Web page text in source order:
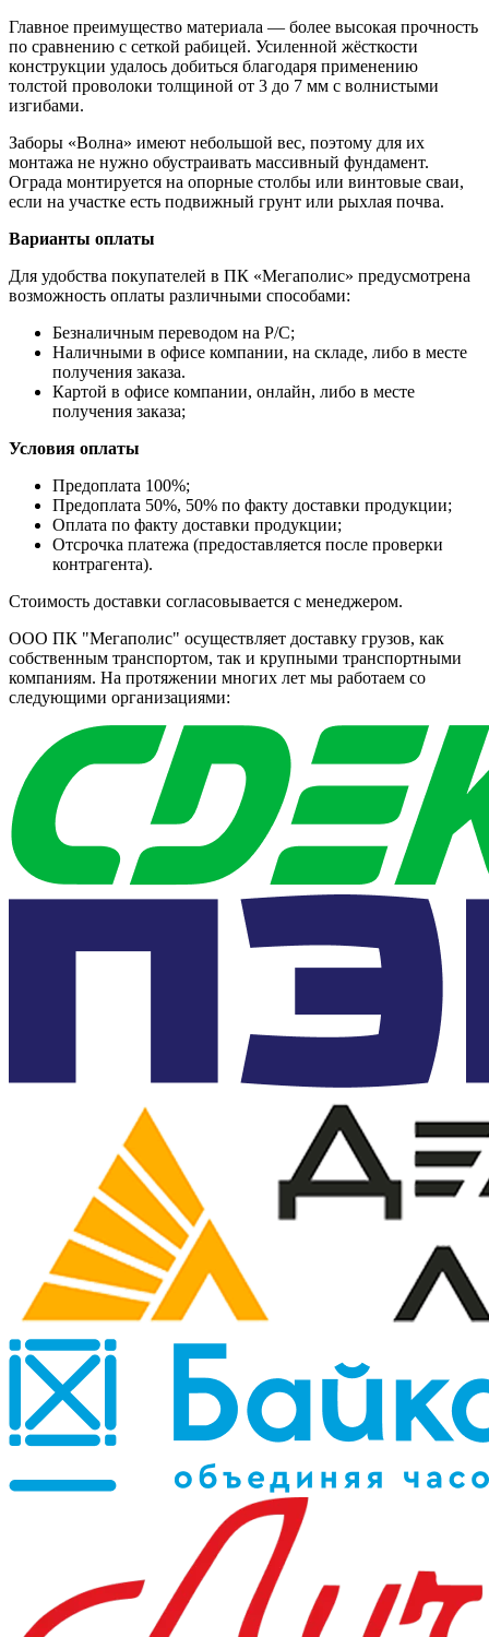
Главное преимущество материала — более высокая прочность
по сравнению с сеткой рабицей. Усиленной жёсткости
конструкции удалось добиться благодаря применению
толстой проволоки толщиной от 3 до 7 мм с волнистыми
изгибами.
Заборы «Волна» имеют небольшой вес, поэтому для их
монтажа не нужно обустраивать массивный фундамент.
Ограда монтируется на опорные столбы или винтовые сваи,
если на участке есть подвижный грунт или рыхлая почва.
Варианты оплаты
Для удобства покупателей в ПК «Мегаполис» предусмотрена
возможность оплаты различными способами:
Безналичным переводом на Р/С;
Наличными в офисе компании, на складе, либо в месте
получения заказа.
Картой в офисе компании, онлайн, либо в месте
получения заказа;
Условия оплаты
Предоплата 100%;
Предоплата 50%, 50% по факту доставки продукции;
Оплата по факту доставки продукции;
Отсрочка платежа (предоставляется после проверки
контрагента).
Стоимость доставки согласовывается с менеджером.
ООО ПК "Мегаполис" осуществляет доставку грузов, как
собственным транспортом, так и крупными транспортными
компаниям. На протяжении многих лет мы работаем со
следующими организациями: